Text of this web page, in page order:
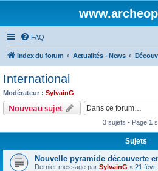
FAQ
Index du forum Actualités - News
International
Modérateur : SylvainG
Nouveau sujet
3 sujets • Page 1
Sujets
Nouvelle pyramide découverte
Dernier message par SylvainG « 21